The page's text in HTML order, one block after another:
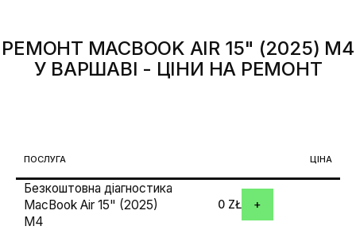
РЕМОНТ MACBOOK AIR 15" (2025) M4
У ВАРШАВІ - ЦІНИ НА РЕМОНТ
ПОСЛУГА ЦІНА
Безкоштовна діагностика
MacBook Air 15" (2025)
M4
0 ZŁ